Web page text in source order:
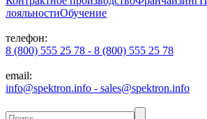
лояльностиОбучение
телефон:
8 (800) 555 25 78 - 8 (800) 555 25 78
email:
info@spektron.info - sales@spektron.info